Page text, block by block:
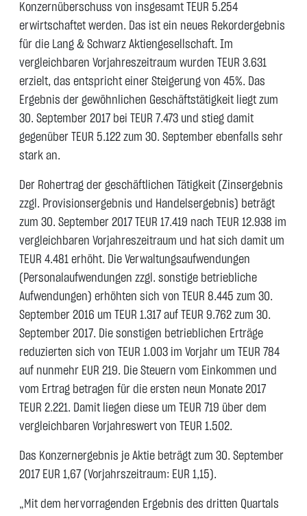
Konzernüberschuss von insgesamt TEUR 5.254
erwirtschaftet werden. Das ist ein neues Rekordergebnis
für die Lang & Schwarz Aktiengesellschaft. Im
vergleichbaren Vorjahreszeitraum wurden TEUR 3.631
erzielt, das entspricht einer Steigerung von 45%. Das
Ergebnis der gewöhnlichen Geschäftstätigkeit liegt zum
30. September 2017 bei TEUR 7.473 und stieg damit
gegenüber TEUR 5.122 zum 30. September ebenfalls sehr
stark an.
Der Rohertrag der geschäftlichen Tätigkeit (Zinsergebnis
zzgl. Provisionsergebnis und Handelsergebnis) beträgt
zum 30. September 2017 TEUR 17.419 nach TEUR 12.938 im
vergleichbaren Vorjahreszeitraum und hat sich damit um
TEUR 4.481 erhöht. Die Verwaltungsaufwendungen
(Personalaufwendungen zzgl. sonstige betriebliche
Aufwendungen) erhöhten sich von TEUR 8.445 zum 30.
September 2016 um TEUR 1.317 auf TEUR 9.762 zum 30.
September 2017. Die sonstigen betrieblichen Erträge
reduzierten sich von TEUR 1.003 im Vorjahr um TEUR 784
auf nunmehr EUR 219. Die Steuern vom Einkommen und
vom Ertrag betragen für die ersten neun Monate 2017
TEUR 2.221. Damit liegen diese um TEUR 719 über dem
vergleichbaren Vorjahreswert von TEUR 1.502.
Das Konzernergebnis je Aktie beträgt zum 30. September
2017 EUR 1,67 (Vorjahrszeitraum: EUR 1,15).
„Mit dem hervorragenden Ergebnis des dritten Quartals